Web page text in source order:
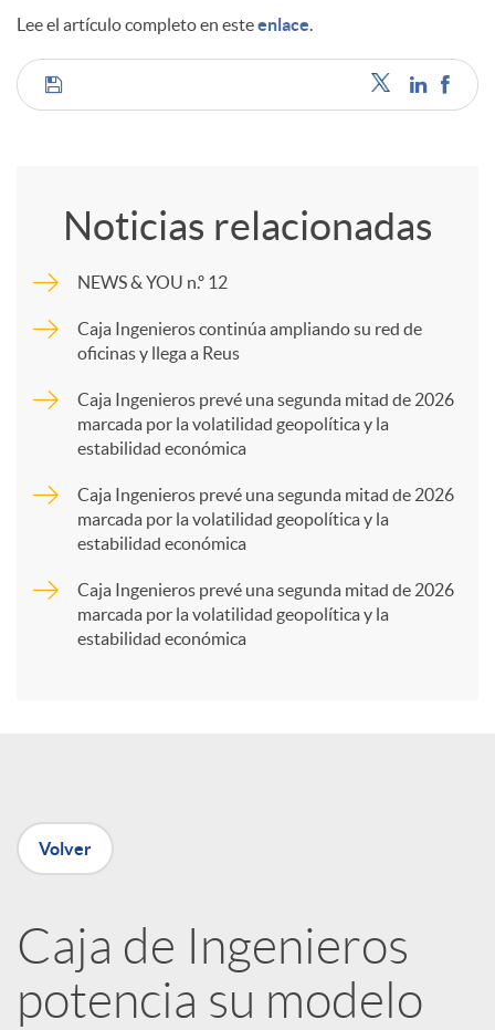
Lee el artículo completo en esteenlace.
C
p
a
n
e
Noticias relacionadas
NEWS & YOU n.º 12
Caja Ingenieros continúa ampliando su red de
oficinas y llega a Reus
Caja Ingenieros prevé una segunda mitad de 2026
marcada por la volatilidad geopolítica y la
estabilidad económica
Caja Ingenieros prevé una segunda mitad de 2026
marcada por la volatilidad geopolítica y la
estabilidad económica
Caja Ingenieros prevé una segunda mitad de 2026
marcada por la volatilidad geopolítica y la
estabilidad económica
Volver
Caja de Ingenieros
potencia su modelo